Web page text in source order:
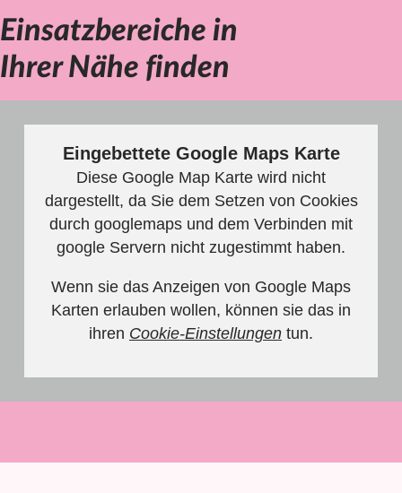
Einsatzbereiche in
Ihrer Nähe finden
Eingebettete Google Maps Karte
Diese Google Map Karte wird nicht
dargestellt, da Sie dem Setzen von Cookies
durch googlemaps und dem Verbinden mit
google Servern nicht zugestimmt haben.
Wenn sie das Anzeigen von Google Maps
Karten erlauben wollen, können sie das in
ihren Cookie-Einstellungen tun.